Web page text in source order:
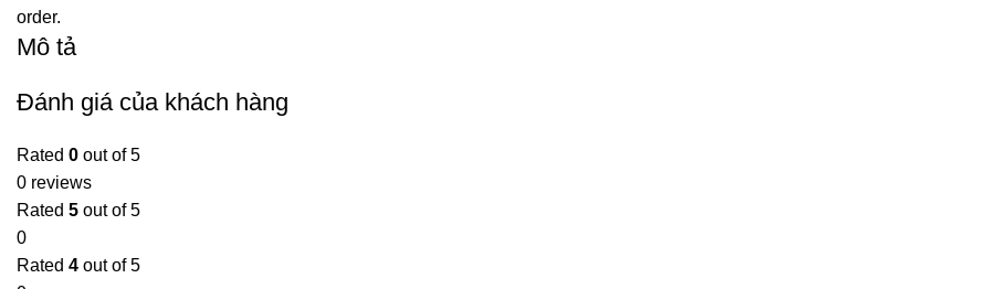
order.
Mô tả
Đánh giá của khách hàng
Rated 0 out of 5
0 reviews
Rated 5 out of 5
0
Rated 4 out of 5